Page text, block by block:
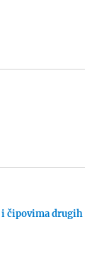
čipovima drugih